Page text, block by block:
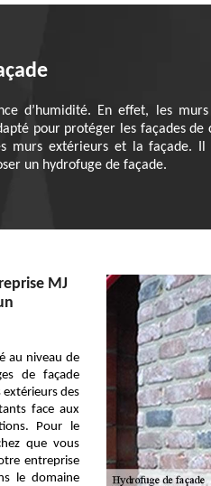
d’humidité. En effet, les
pour protéger les façades de
murs extérieurs et la façade.
un hydrofuge de façade.
MJ
au niveau de
de façade
des
face aux
Pour le
que vous
entreprise
le domaine